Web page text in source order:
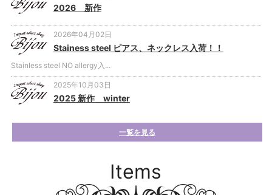
2026 新作
2026年04月02日
Stainess steel ピアス、ネックレス入荷！！
Stainless steel NO allergy入...
2025年10月03日
2025 新作 winter
一覧を見る
Items